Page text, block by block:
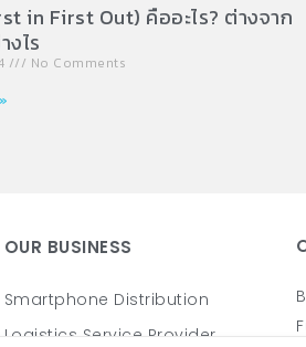
in First Out) คืออะไร? ต่างจาก
งไร
No Comments
OUR BUSINESS
Smartphone Distribution
Logistics Service Provider